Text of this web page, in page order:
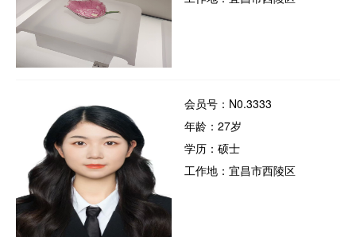
会员号：N0.3333
年龄：27岁
学历：硕士
工作地：宜昌市西陵区